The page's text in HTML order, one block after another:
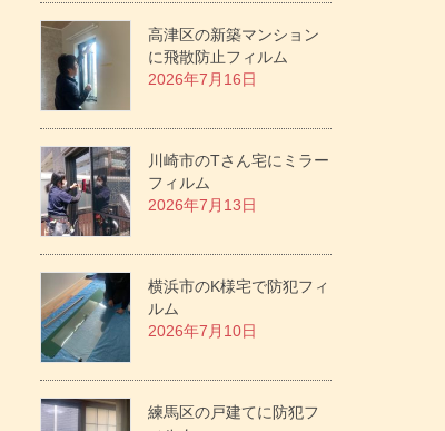
高津区の新築マンション
に飛散防止フィルム
2026年7月16日
川崎市のTさん宅にミラー
フィルム
2026年7月13日
横浜市のK様宅で防犯フィ
ルム
2026年7月10日
練馬区の戸建てに防犯フ